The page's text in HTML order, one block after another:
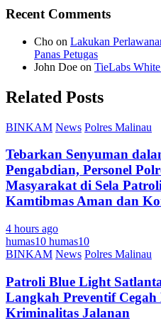
Recent Comments
Cho on Lakukan
Panas Petugas
John Doe on TieLabs
Related Posts
BINKAM News Polres Malinau
Tebarkan Senyuman
Pengabdian, Personel
Masyarakat di Sela
Kamtibmas Aman dan
4 hours ago
humas10 humas10
BINKAM News Polres Malinau
Patroli Blue Light
Langkah Preventif
Kriminalitas Jalanan